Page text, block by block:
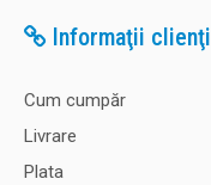
Informaţii clienţi
Cum cumpăr
Livrare
Plata